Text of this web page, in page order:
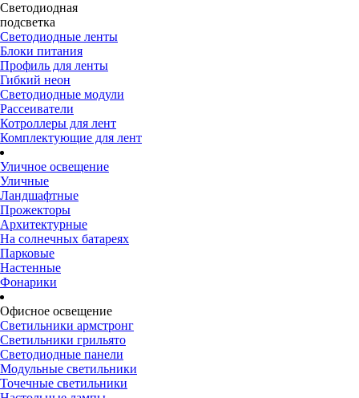
Светодиодная
подсветка
Светодиодные ленты
Блоки питания
Профиль для ленты
Гибкий неон
Светодиодные модули
Рассеиватели
Котроллеры для лент
Комплектующие для лент
Уличное освещение
Уличные
Ландшафтные
Прожекторы
Архитектурные
На солнечных батареях
Парковые
Настенные
Фонарики
Офисное освещение
Светильники армстронг
Светильники грильято
Светодиодные панели
Модульные светильники
Точечные светильники